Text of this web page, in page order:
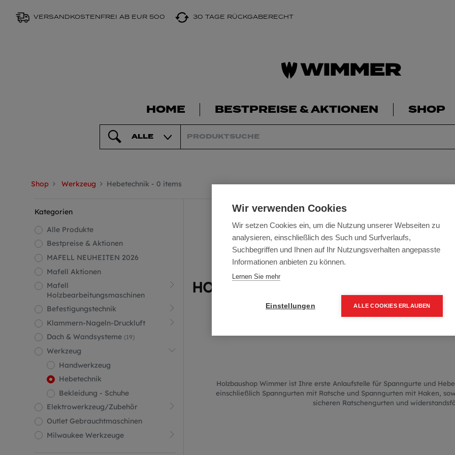
VERSANDKOSTENFREI AB EUR 500 30 TAGE RÜCKGABERECHT
HOME BESTPREISE & AKTIONEN SHOP
ALLE
Shop Werkzeug Hebetechnik- 0 items
Kategorien
Alle Produkte
Bestpreise & Aktionen
MAFELL NEUHEITEN 2026
Mafell Aktionen
Mafell
Holzbearbeitungsmaschinen
Befestigungstechnik
Klammern-Nageln-Druckluft
Dach & Wandsysteme (19)
Werkzeug
Handwerkzeug
Hebetechnik
Bekleidung - Schuhe
Elektrowerkzeug/Zubehör
Outlet Gebrauchtmaschinen
Milwaukee Werkzeuge
Spanngurte &
HOCHWERTIGE SPANNGURTE UND
ALLE IHRE
Holzbaushop Wimmer ist Ihre erste Anlaufstelle für Spanngurte und
einschließlich Spanngurten mit Ratsche und Spanngurten mit Haken,
sicheren Ratschengurten und
Wir verwenden Cookies
Wir setzen Cookies ein, um die Nutzung unserer Webseiten zu
analysieren, einschließlich des Such und Surfverlaufs,
Suchbegriffen und Ihnen auf Ihr Nutzungsverhalten angepasste
Informationen anbieten zu können.
Lernen Sie mehr
Einstellungen ALLE COOKIES ERLAUBEN